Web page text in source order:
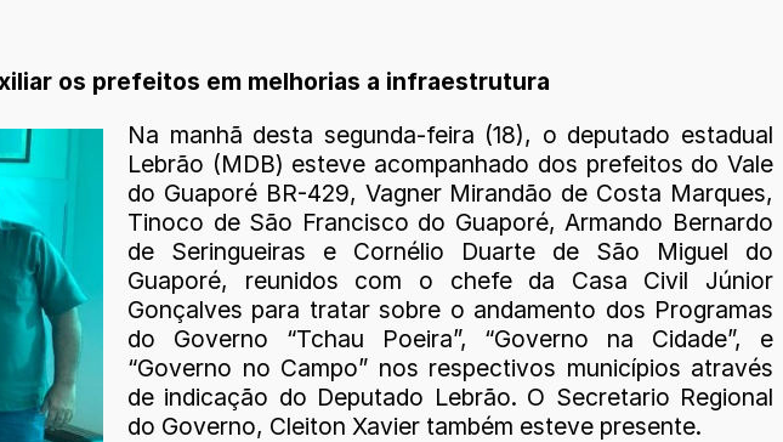
os prefeitos em melhorias a infraestrutura
Na manhã desta segunda-feira (18), o deputado estadual
Lebrão (MDB) esteve acompanhado dos prefeitos do Vale
do Guaporé BR-429, Vagner Mirandão de Costa Marques,
Tinoco de São Francisco do Guaporé, Armando Bernardo
de Seringueiras e Cornélio Duarte de São Miguel do
Guaporé, reunidos com o chefe da Casa Civil Júnior
Gonçalves para tratar sobre o andamento dos Programas
do Governo “Tchau Poeira”, “Governo na Cidade”, e
“Governo no Campo” nos respectivos municípios através
de indicação do Deputado Lebrão. O Secretario Regional
do Governo, Cleiton Xavier também esteve presente.